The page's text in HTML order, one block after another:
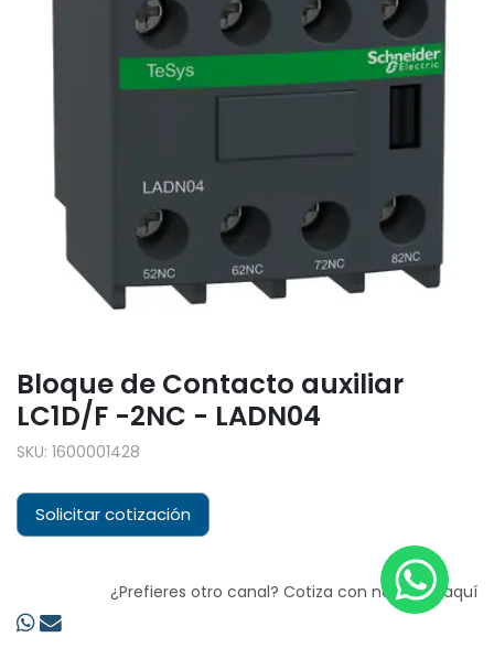
Bloque de Contacto auxiliar
LC1D/F -2NC - LADN04
SKU: 1600001428
Solicitar cotización
¿Prefieres otro canal? Cotiza con nosotros aquí